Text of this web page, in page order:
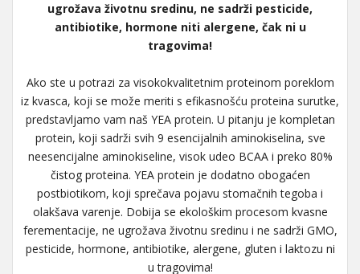
ugrožava životnu sredinu, ne sadrži pesticide,
antibiotike, hormone niti alergene, čak ni u
tragovima!
Ako ste u potrazi za visokokvalitetnim proteinom poreklom
iz kvasca, koji se može meriti s efikasnošću proteina surutke,
predstavljamo vam naš YEA protein. U pitanju je kompletan
protein, koji sadrži svih 9 esencijalnih aminokiselina, sve
neesencijalne aminokiseline, visok udeo BCAA i preko 80%
čistog proteina. YEA protein je dodatno obogaćen
postbiotikom, koji sprečava pojavu stomačnih tegoba i
olakšava varenje. Dobija se ekološkim procesom kvasne
ferementacije, ne ugrožava životnu sredinu i ne sadrži GMO,
pesticide, hormone, antibiotike, alergene, gluten i laktozu ni
u tragovima!